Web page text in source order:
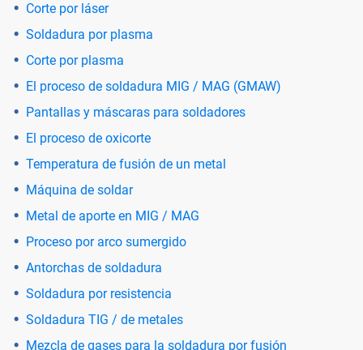
Corte por láser
Soldadura por plasma
Corte por plasma
El proceso de soldadura MIG / MAG (GMAW)
Pantallas y máscaras para soldadores
El proceso de oxicorte
Temperatura de fusión de un metal
Máquina de soldar
Metal de aporte en MIG / MAG
Proceso por arco sumergido
Antorchas de soldadura
Soldadura por resistencia
Soldadura TIG / de metales
Mezcla de gases para la soldadura por fusión